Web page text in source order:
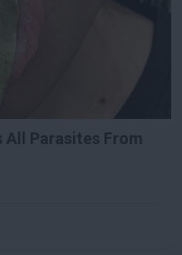
All Parasites From